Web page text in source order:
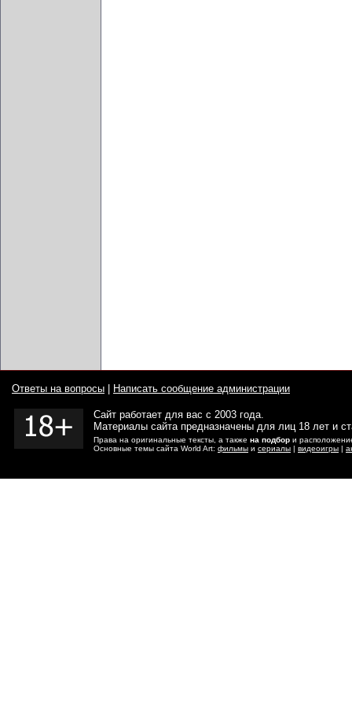
Ответы на вопросы Написать сообщение администрации
Сайт работает для вас с 2003 года.
Материалы сайта предназначены для лиц 18 лет и
Права на оригинальные тексты, а также на подбор и
Основные темы сайта World Art: фильмы и сериалы | видеоигры |